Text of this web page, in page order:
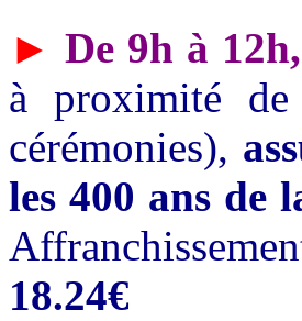
► De 9h à
à proximité
cérémonies),
les 400 ans
18.24€